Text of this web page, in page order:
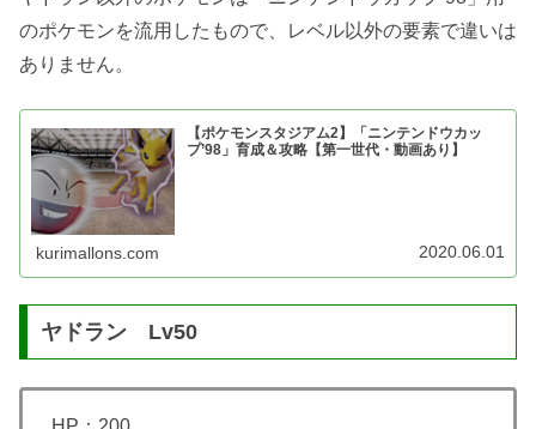
のポケモンを流用したもので、レベル以外の要素で違いは
ありません。
【ポケモンスタジアム2】「ニンテンドウカッ
プ’98」育成＆攻略【第一世代・動画あり】
kurimallons.com 2020.06.01
ヤドラン Lv50